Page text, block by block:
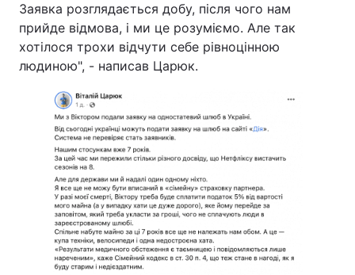
Тема оформлення
Заявка розглядається добу, після чого нам
прийде відмова, і ми це розуміємо. Але так
хотілося трохи відчути себе рівноцінною
людиною", - написав Царюк.